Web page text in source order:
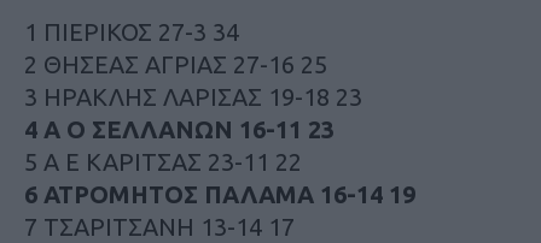
1 ΠΙΕΡΙΚΟΣ 27-3 34
2 ΘΗΣΕΑΣ ΑΓΡΙΑΣ 27-16 25
3 ΗΡΑΚΛΗΣ ΛΑΡΙΣΑΣ 19-18 23
4 Α Ο ΣΕΛΛΑΝΩΝ 16-11 23
5 Α Ε ΚΑΡΙΤΣΑΣ 23-11 22
6 ΑΤΡΟΜΗΤΟΣ ΠΑΛΑΜΑ 16-14 19
7 ΤΣΑΡΙΤΣΑΝΗ 13-14 17